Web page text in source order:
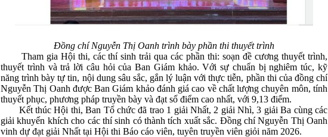
Đồng chí Nguyễn Thị Oanh trình bày phần thi thuyết trình
Tham gia Hội thi, các thí sinh trải qua các phần thi: soạn đề cương thuyết trình,
thuyết trình và trả lời câu hỏi của Ban Giám khảo. Với sự chuẩn bị nghiêm túc, kỹ
năng trình bày tự tin, nội dung sâu sắc, gắn lý luận với thực tiễn, phần thi của đồng chí
Nguyễn Thị Oanh được Ban Giám khảo đánh giá cao về chất lượng chuyên môn, tính
thuyết phục, phương pháp truyền bày và đạt số điểm cao nhất, với 9,13 điểm.
Kết thúc Hội thi, Ban Tổ chức đã trao 1 giải Nhất, 2 giải Nhì, 3 giải Ba cùng các
giải khuyến khích cho các thí sinh có thành tích xuất sắc. Đồng chí Nguyễn Thị Oanh
vinh dự đạt giải Nhất tại Hội thi Báo cáo viên, tuyên truyền viên giỏi năm 2026.